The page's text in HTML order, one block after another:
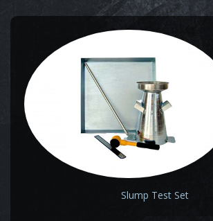
Slump Test Set